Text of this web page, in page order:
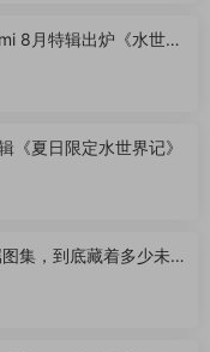
8月特辑出炉《水世界
《夏日限定水世界记》
集，到底藏着多少未